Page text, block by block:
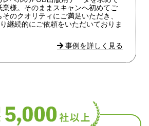
業様。そのままスキャンへ初めてご
のクオリティにご満足いただき、
継続的にご依頼をいただいておりま
事例を詳しく見る